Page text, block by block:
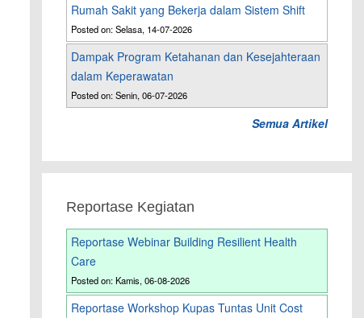
Rumah Sakit yang Bekerja dalam Sistem Shift
Posted on: Selasa, 14-07-2026
Dampak Program Ketahanan dan Kesejahteraan
dalam Keperawatan
Posted on: Senin, 06-07-2026
Semua Artikel
Reportase Kegiatan
Reportase Webinar Building Resilient Health
Care
Posted on: Kamis, 06-08-2026
Reportase Workshop Kupas Tuntas Unit Cost